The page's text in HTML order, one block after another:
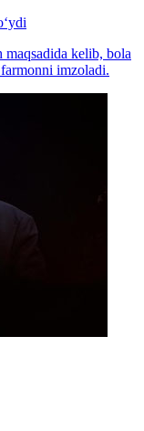
maqsadida kelib, bola
imzoladi.